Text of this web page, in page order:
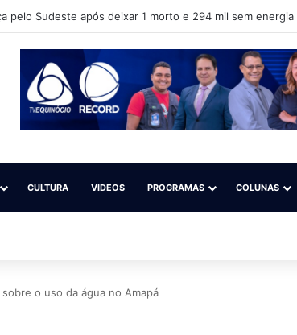
interesse em aumentar tensão diplomática com o Brasil
CULTURA VIDEOS PROGRAMAS COLUNAS
o uso da água no Amapá